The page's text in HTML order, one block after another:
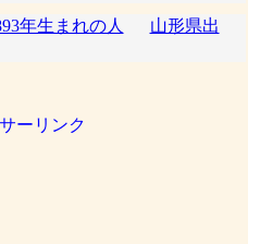
年生まれの人
山形県出
ーリンク